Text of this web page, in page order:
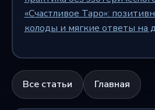
«Счастливое Таро»:
колоды и мягкие ответы на
Все статьи Главная